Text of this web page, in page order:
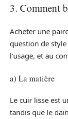
3. Comment
Acheter une
question de
l’usage, et au
a) La matière
Le cuir lisse est
tandis que le